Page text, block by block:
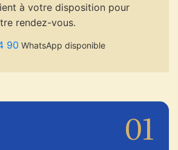
à votre disposition pour
rendez-vous.
90 WhatsApp disponible
01